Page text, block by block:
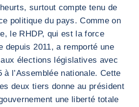
surtout compte tenu de
politique du pays. Comme on
le RHDP, qui est la force
depuis 2011, a remporté une
élections législatives avec
à l’Assemblée nationale. Cette
deux tiers donne au président
une liberté totale